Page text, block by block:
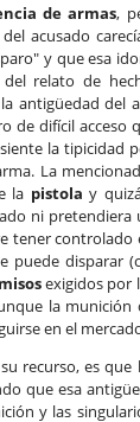
de armas,
acusado
y que esa
relato de
antigüedad del
de difícil acceso
la tipicidad
La
la pistola y
ni pretendiera
tener
puede disparar
exigidos por
la
en el
recurso, es
que esa
y las